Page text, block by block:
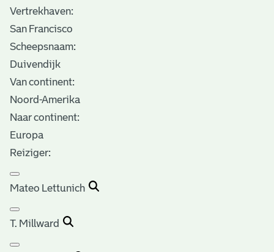
Vertrekhaven:
San Francisco
Scheepsnaam:
Duivendijk
Van continent:
Noord-Amerika
Naar continent:
Europa
Reiziger:
Mateo Lettunich
T. Millward